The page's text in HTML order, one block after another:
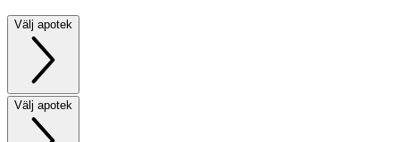
Välj apotek
Välj apotek